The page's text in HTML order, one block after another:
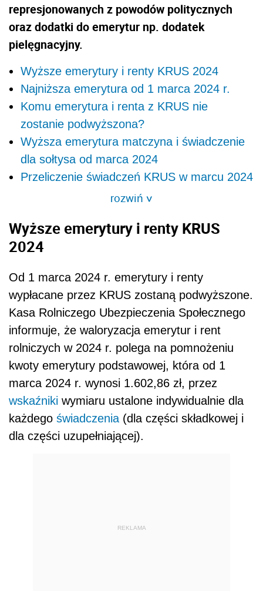
represjonowanych z powodów politycznych
oraz dodatki do emerytur np. dodatek
pielęgnacyjny.
Wyższe emerytury i renty KRUS 2024
Najniższa emerytura od 1 marca 2024 r.
Komu emerytura i renta z KRUS nie
zostanie podwyższona?
Wyższa emerytura matczyna i świadczenie
dla sołtysa od marca 2024
Przeliczenie świadczeń KRUS w marcu 2024
rozwiń>
Wyższe emerytury i renty KRUS
2024
Od 1 marca 2024 r. emerytury i renty
wypłacane przez KRUS zostaną podwyższone.
Kasa Rolniczego Ubezpieczenia Społecznego
informuje, że waloryzacja emerytur i rent
rolniczych w 2024 r. polega na pomnożeniu
kwoty emerytury podstawowej, która od 1
marca 2024 r. wynosi 1.602,86 zł, przez
wskaźniki wymiaru ustalone indywidualnie dla
każdego świadczenia (dla części składkowej i
dla części uzupełniającej).
REKLAMA